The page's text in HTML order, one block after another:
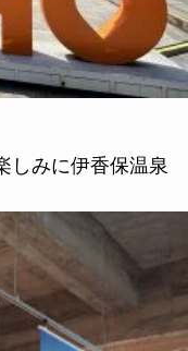
しみに伊香保温泉